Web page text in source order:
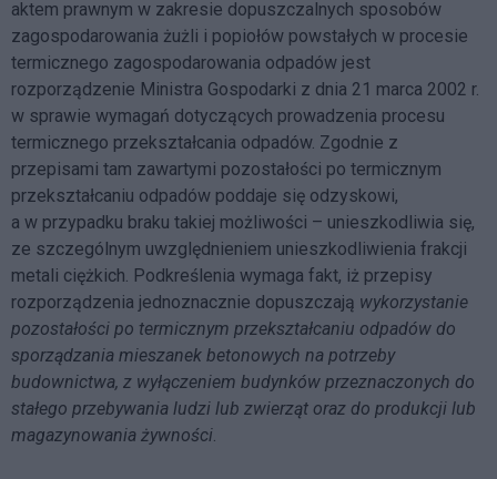
aktem prawnym w zakresie dopuszczalnych sposobów
zagospodarowania żużli i popiołów powstałych w procesie
termicznego zagospodarowania odpadów jest
rozporządzenie Ministra Gospodarki z dnia 21 marca 2002 r.
w sprawie wymagań dotyczących prowadzenia procesu
termicznego przekształcania odpadów. Zgodnie z
przepisami tam zawartymi pozostałości po termicznym
przekształcaniu odpadów poddaje się odzyskowi,
a w przypadku braku takiej możliwości – unieszkodliwia się,
ze szczególnym uwzględnieniem unieszkodliwienia frakcji
metali ciężkich. Podkreślenia wymaga fakt, iż przepisy
rozporządzenia jednoznacznie dopuszczają wykorzystanie
pozostałości po termicznym przekształcaniu odpadów do
sporządzania mieszanek betonowych na potrzeby
budownictwa, z wyłączeniem budynków przeznaczonych do
stałego przebywania ludzi lub zwierząt oraz do produkcji lub
magazynowania żywności.